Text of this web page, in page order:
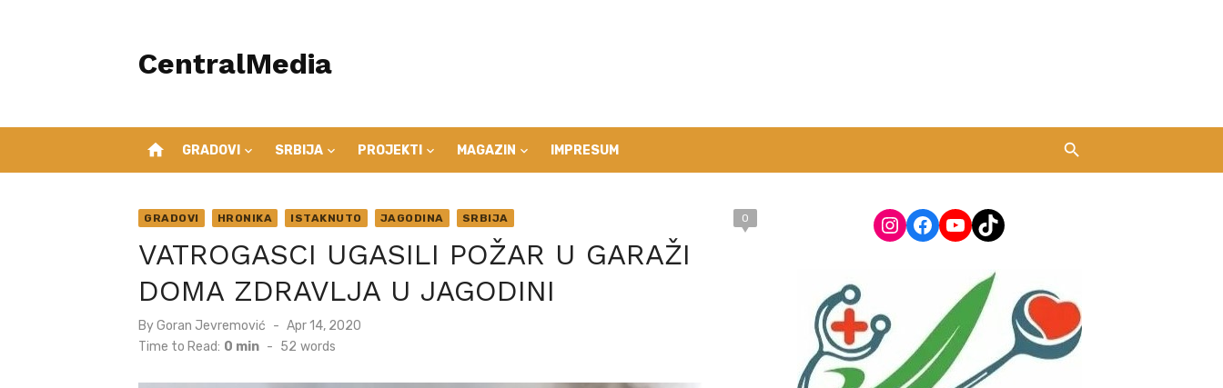
CentralMedia
home GRADOVI SRBIJA PROJEKTI MAGAZIN IMPRESUM
GRADOVI HRONIKA ISTAKNUTO JAGODINA SRBIJA 0
VATROGASCI UGASILI POŽAR U GARAŽI
DOMA ZDRAVLJA U JAGODINI
ByGoran Jevremović
Posted
on
Apr 14, 2020
Time to Read: 0 min - 52 words
Instagram
Facebook
YouTube
TikTok